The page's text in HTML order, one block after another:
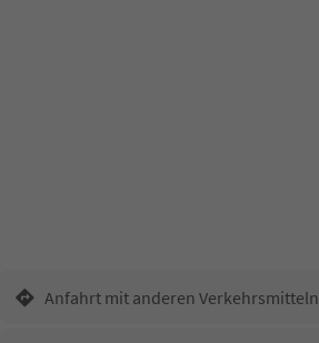
Anfahrt mit anderen Verkehrsmitteln